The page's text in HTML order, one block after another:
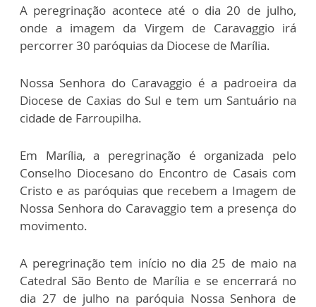
A peregrinação acontece até o dia 20 de julho,
onde a imagem da Virgem de Caravaggio irá
percorrer 30 paróquias da Diocese de Marília.
Nossa Senhora do Caravaggio é a padroeira da
Diocese de Caxias do Sul e tem um Santuário na
cidade de Farroupilha.
Em Marília, a peregrinação é organizada pelo
Conselho Diocesano do Encontro de Casais com
Cristo e as paróquias que recebem a Imagem de
Nossa Senhora do Caravaggio tem a presença do
movimento.
A peregrinação tem início no dia 25 de maio na
Catedral São Bento de Marília e se encerrará no
dia 27 de julho na paróquia Nossa Senhora de